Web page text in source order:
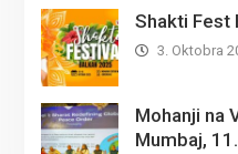
Shakti Fest
3. Oktobra
Mohanji na
Mumbaj,